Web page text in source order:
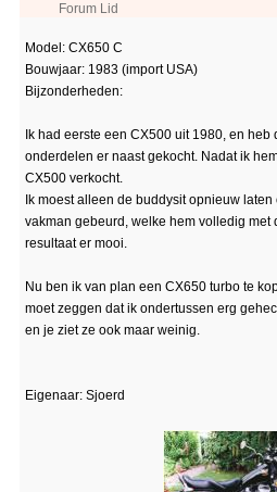
Forum Lid
Model: CX650 C
Bouwjaar: 1983 (import USA)
Bijzonderheden:
Ik had eerste een CX500 uit 1980, en
onderdelen er naast gekocht. Nadat ik
CX500 verkocht.
Ik moest alleen de buddysit opnieuw
vakman gebeurd, welke hem volledig met
resultaat er mooi.
Nu ben ik van plan een CX650 turbo te
moet zeggen dat ik ondertussen erg
en je ziet ze ook maar weinig.
Eigenaar: Sjoerd